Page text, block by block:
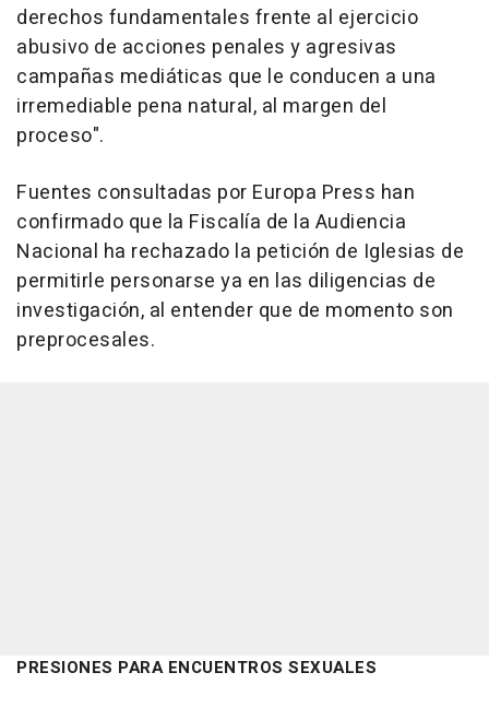
derechos fundamentales frente al ejercicio
abusivo de acciones penales y agresivas
campañas mediáticas que le conducen a una
irremediable pena natural, al margen del
proceso".
Fuentes consultadas por Europa Press han
confirmado que la Fiscalía de la Audiencia
Nacional ha rechazado la petición de Iglesias de
permitirle personarse ya en las diligencias de
investigación, al entender que de momento son
preprocesales.
PRESIONES PARA ENCUENTROS SEXUALES